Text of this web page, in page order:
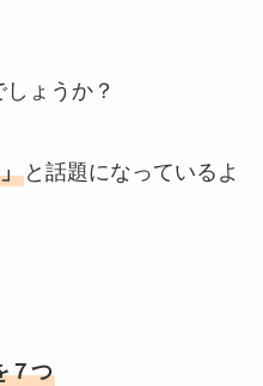
ょうか？
と話題になっているよ
７つ